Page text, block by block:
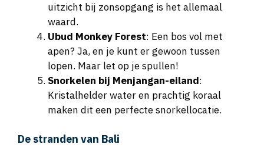
uitzicht bij zonsopgang is het allemaal
waard.
Ubud Monkey Forest: Een bos vol met
apen? Ja, en je kunt er gewoon tussen
lopen. Maar let op je spullen!
Snorkelen bij Menjangan-eiland:
Kristalhelder water en prachtig koraal
maken dit een perfecte snorkellocatie.
De stranden van Bali